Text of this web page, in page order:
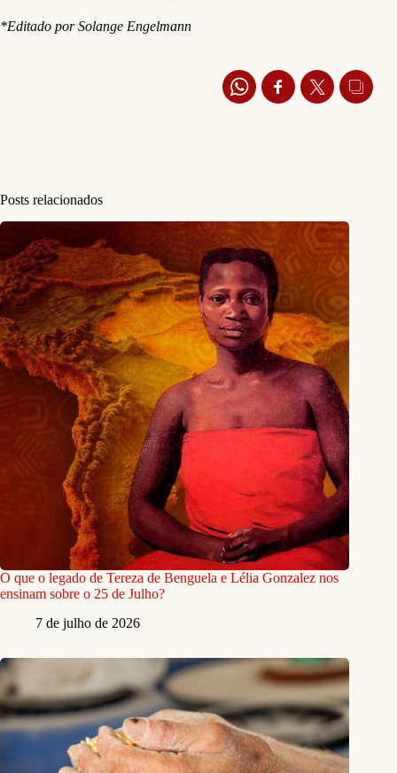
*Editado por Solange Engelmann
Posts relacionados
O que o legado de Tereza de Benguela e Lélia Gonzalez nos
ensinam sobre o 25 de Julho?
7 de julho de 2026